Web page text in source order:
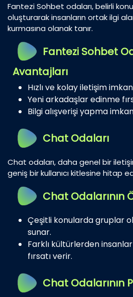
Fantezi Sohbet odaları, belirli
oluşturarak insanların ortak ilgi
kurmasına olanak tanır.
Fantezi Sohbet
Avantajları
Hızlı ve kolay iletişim
Yeni arkadaşlar edinme
Bilgi alışverişi yapma
Chat Odaları
Chat odaları, daha genel bir
geniş bir kullanıcı kitlesine hitap
Chat Odalarının
Çeşitli konularda gruplar
sunar.
Farklı kültürlerden
fırsatı verir.
Chat Odalarının